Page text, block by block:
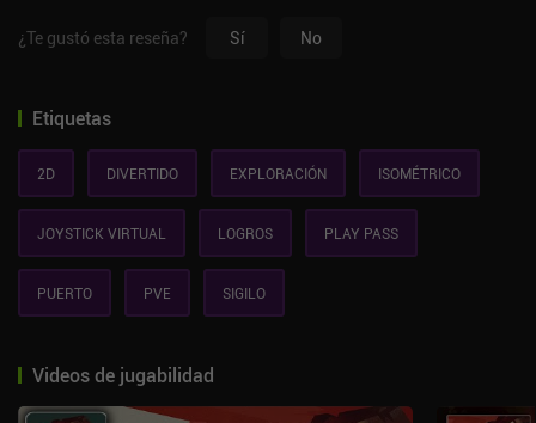
¿Te gustó esta reseña? Sí No
Etiquetas
2D DIVERTIDO EXPLORACIÓN ISOMÉTRICO
JOYSTICK VIRTUAL LOGROS PLAY PASS
PUERTO PVE SIGILO
Videos de jugabilidad